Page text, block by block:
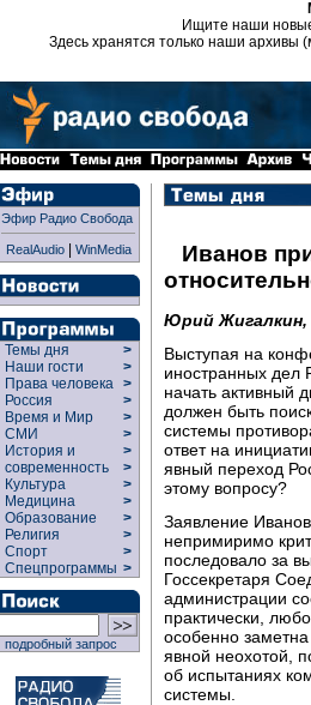
Ищите наши
Здесь хранятся только наши архивы
Эфир Радио Свобода
RealAudio| WinMedia
Темы дня
>
Наши гости
>
Права человека >
Россия
>
Время и Мир
>
СМИ
>
История и
современность
>
>
Культура
>
Медицина
>
Образование
>
Религия
>
Спорт
>
Спецпрограммы >
подробный запрос
Иванов
Юрий Жигалкин,
Выступая на
иностранных дел
начать активный
должен быть
системы
ответ на
явный переход
этому вопросу?
Заявление
непримиримо
последовало за
Госсекретаря
администрации
практически,
особенно
явной неохотой,
об испытаниях
системы.